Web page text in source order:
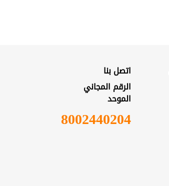
اتصل بنا
الرقم المجاني
الموحد
8002440204